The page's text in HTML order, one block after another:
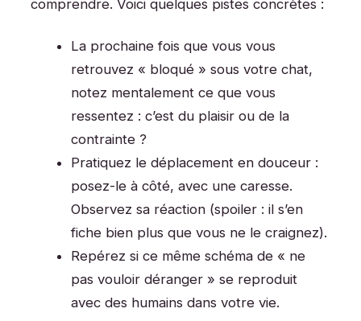
comprendre. Voici quelques pistes concrètes :
La prochaine fois que vous vous
retrouvez « bloqué » sous votre chat,
notez mentalement ce que vous
ressentez : c’est du plaisir ou de la
contrainte ?
Pratiquez le déplacement en douceur :
posez-le à côté, avec une caresse.
Observez sa réaction (spoiler : il s’en
fiche bien plus que vous ne le craignez).
Repérez si ce même schéma de « ne
pas vouloir déranger » se reproduit
avec des humains dans votre vie.